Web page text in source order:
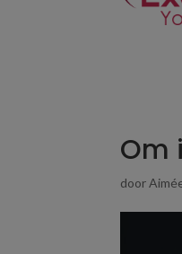
Om
door